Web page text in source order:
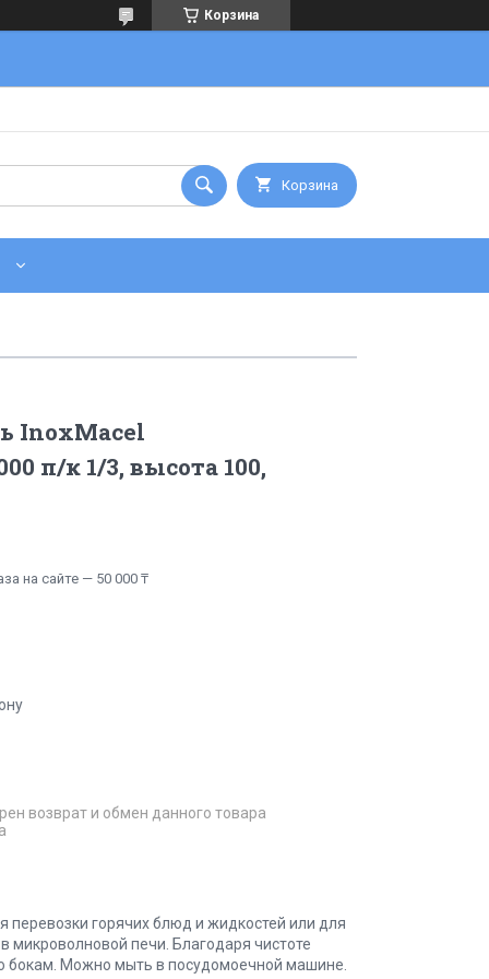
Корзина
Корзина
InoxMacel
п/к 1/3, высота 100,
на сайте — 50 000 ₸
возврат и обмен данного товара
перевозки горячих блюд и жидкостей или для
микроволновой печи. Благодаря чистоте
бокам. Можно мыть в посудомоечной машине.